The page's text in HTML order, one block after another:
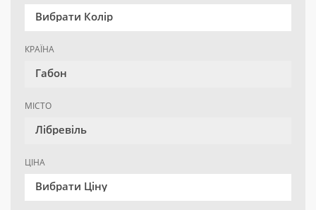
Вибрати Колір
КРАЇНА
Габон
МІСТО
Лібревіль
ЦІНА
Вибрати Ціну